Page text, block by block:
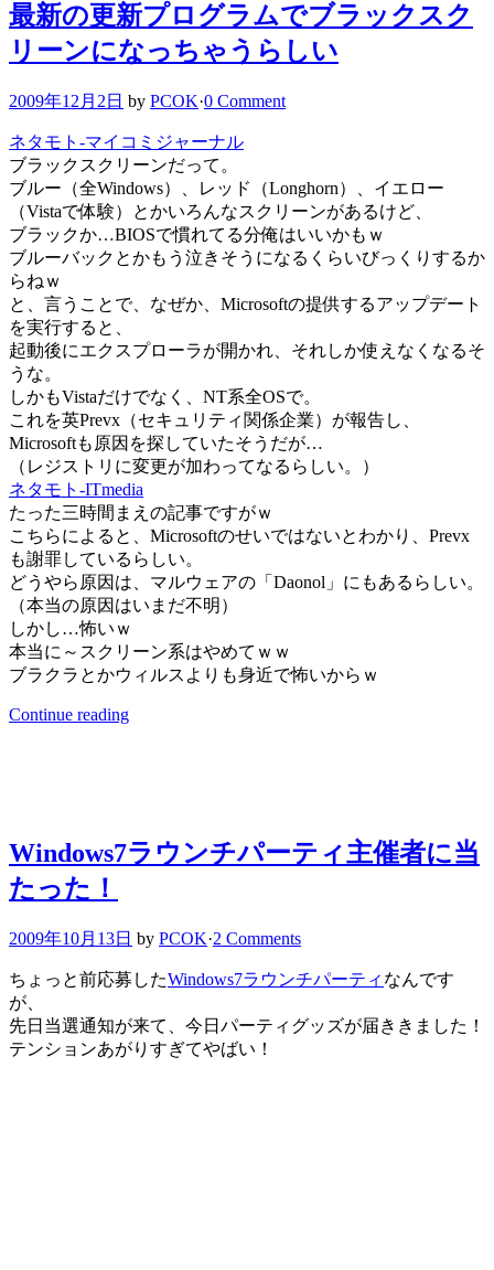
最新の更新プログラムでブラックスク
リーンになっちゃうらしい
2009年12月2日 by PCOK·0 Comment
ネタモト-マイコミジャーナル
ブラックスクリーンだって。
ブルー（全Windows）、レッド（Longhorn）、イエロー
（Vistaで体験）とかいろんなスクリーンがあるけど、
ブラックか…BIOSで慣れてる分俺はいいかもｗ
ブルーバックとかもう泣きそうになるくらいびっくりするか
らねｗ
と、言うことで、なぜか、Microsoftの提供するアップデート
を実行すると、
起動後にエクスプローラが開かれ、それしか使えなくなるそ
うな。
しかもVistaだけでなく、NT系全OSで。
これを英Prevx（セキュリティ関係企業）が報告し、
Microsoftも原因を探していたそうだが…
（レジストリに変更が加わってなるらしい。）
ネタモト-ITmedia
たった三時間まえの記事ですがｗ
こちらによると、Microsoftのせいではないとわかり、Prevx
も謝罪しているらしい。
どうやら原因は、マルウェアの「Daonol」にもあるらしい。
（本当の原因はいまだ不明）
しかし…怖いｗ
本当に～スクリーン系はやめてｗｗ
ブラクラとかウィルスよりも身近で怖いからｗ
Continue reading
Windows7ラウンチパーティ主催者に当
たった！
2009年10月13日 by PCOK·2 Comments
ちょっと前応募したWindows7ラウンチパーティ なんです
が、
先日当選通知が来て、今日パーティグッズが届ききました！
テンションあがりすぎてやばい！